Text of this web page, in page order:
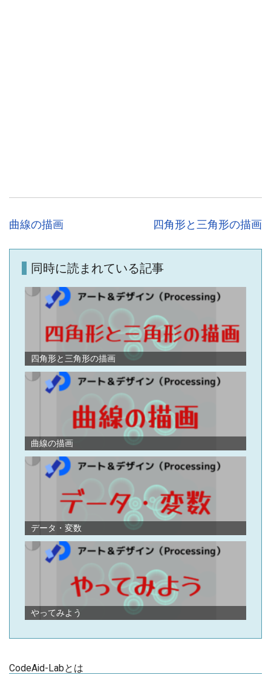
投
ナ
ビ
曲線の描画 四角形と三角形の描画
同時に読まれている記事
四角形と三角形の描画
曲線の描画
データ・変数
やってみよう
CodeAid-Labとは